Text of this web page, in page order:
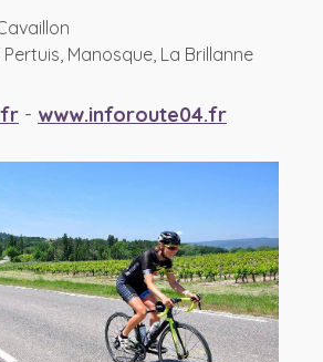
Manosque, La Brillanne
- www.inforoute04.fr